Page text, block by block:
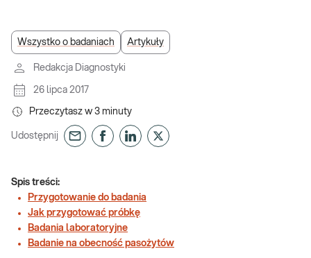
Wszystko o badaniach Artykuły
Redakcja Diagnostyki
26 lipca 2017
Przeczytasz w 3 minuty
Udostępnij
Spis treści:
Przygotowanie do badania
Jak przygotować próbkę
Badania laboratoryjne
Badanie na obecność pasożytów